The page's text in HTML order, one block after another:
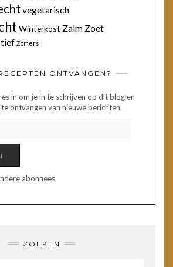
vegetarisch
Winterkost Zalm Zoet
Zomers
ONTVANGEN?
in om je in te schrijven op dit blog en
ontvangen van nieuwe berichten.
abonnees
ZOEKEN